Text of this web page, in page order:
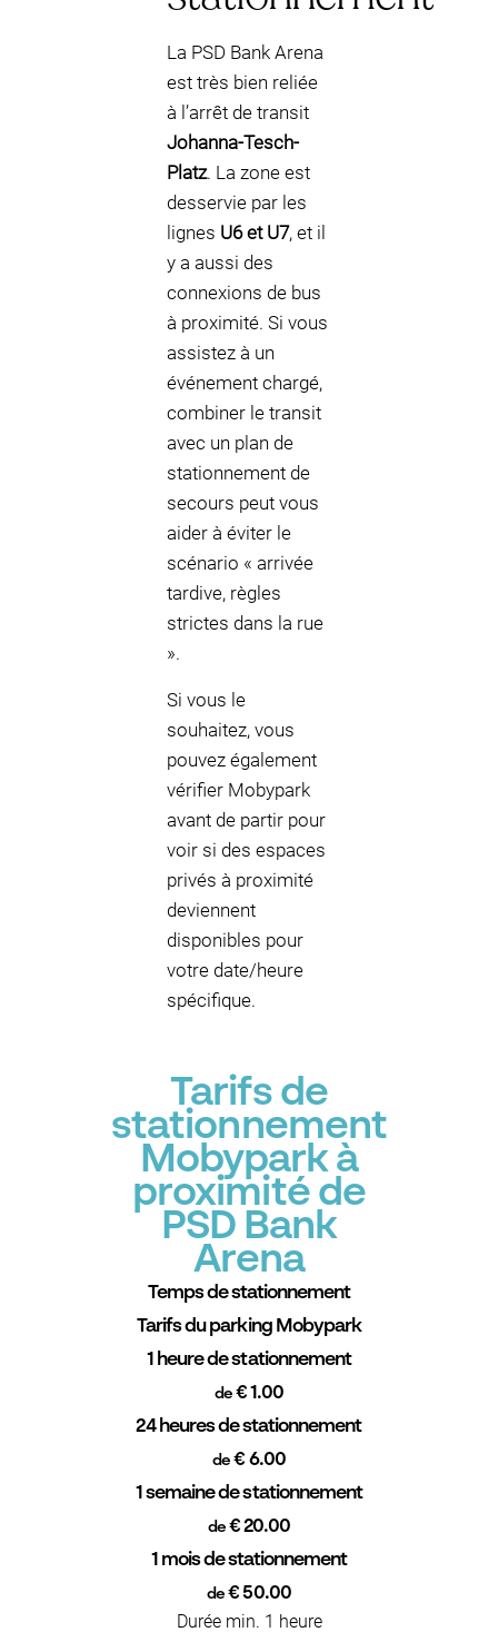
La PSD Bank Arena
est très bien reliée
à l’arrêt de transit
Johanna-Tesch-
Platz. La zone est
desservie par les
lignes U6 et U7, et il
y a aussi des
connexions de bus
à proximité. Si vous
assistez à un
événement chargé,
combiner le transit
avec un plan de
stationnement de
secours peut vous
aider à éviter le
scénario « arrivée
tardive, règles
strictes dans la rue
».
Si vous le
souhaitez, vous
pouvez également
vérifier Mobypark
avant de partir pour
voir si des espaces
privés à proximité
deviennent
disponibles pour
votre date/heure
spécifique.
Tarifs de
stationnement
Mobypark à
proximité de
PSD Bank
Arena
Temps de stationnement
Tarifs du parking Mobypark
1 heure de stationnement
de€ 1.00
24 heures de stationnement
de € 6.00
1 semaine de stationnement
de€ 20.00
1 mois de stationnement
de € 50.00
Durée min. 1 heure